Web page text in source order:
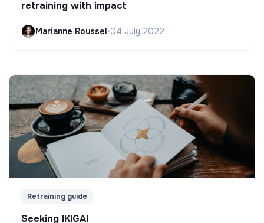
retraining with impact
Marianne Roussel•04 July 2022
Retraining guide
Seeking IKIGAI